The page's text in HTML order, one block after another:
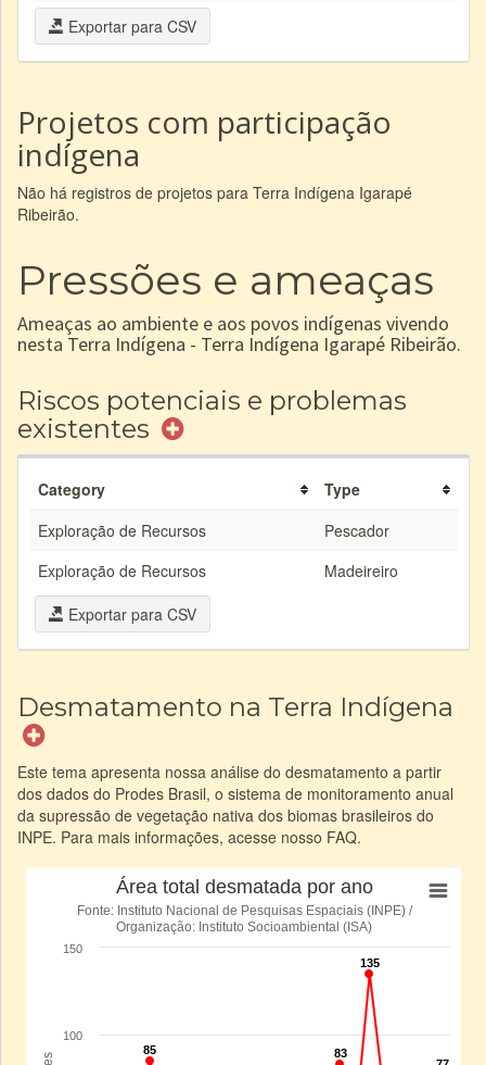
Exportar para CSV
Projetos com participação
indígena
Não há registros de projetos para Terra Indígena Igarapé
Ribeirão.
Pressões e ameaças
Ameaças ao ambiente e aos povos indígenas vivendo
nesta Terra Indígena - Terra Indígena Igarapé Ribeirão.
Riscos potenciais e problemas
existentes
Category
Type
Exploração de Recursos
Pescador
Exploração de Recursos
Madeireiro
Exportar para CSV
Desmatamento na Terra Indígena
Este tema apresenta nossa análise do desmatamento a partir
dos dados do Prodes Brasil, o sistema de monitoramento anual
da supressão de vegetação nativa dos biomas brasileiros do
INPE. Para mais informações, acesse nosso FAQ.